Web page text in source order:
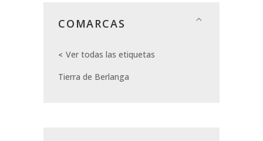
COMARCAS
Ver todas las etiquetas
Tierra de Berlanga